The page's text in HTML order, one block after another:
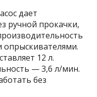
дает
ручной прокачки,
опрыскивателями.
12 л.
— 3,6 л/мин.
без